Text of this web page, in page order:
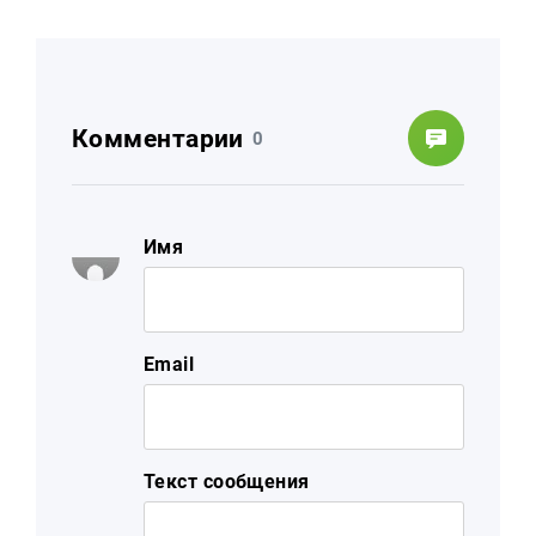
Комментарии 0
Имя
Email
Текст сообщения